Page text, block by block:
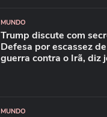
MUNDO
Trump discute com
Defesa por escassez
guerra contra o Irã, diz
MUNDO